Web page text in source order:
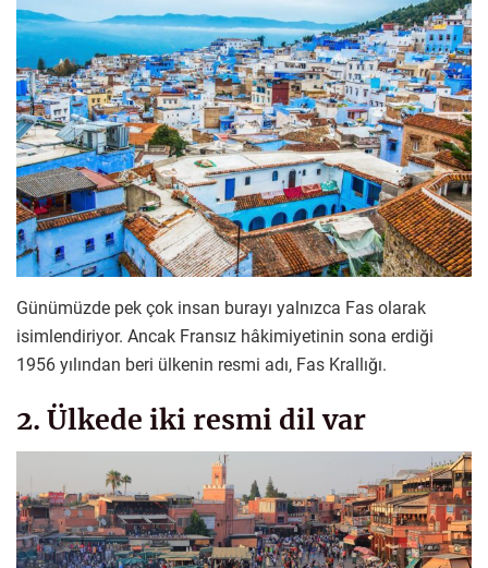
Günümüzde pek çok insan burayı yalnızca Fas olarak
isimlendiriyor. Ancak Fransız hâkimiyetinin sona erdiği
1956 yılından beri ülkenin resmi adı, Fas Krallığı.
2. Ülkede iki resmi dil var